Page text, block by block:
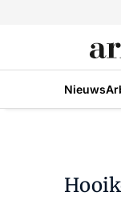
Nieuws